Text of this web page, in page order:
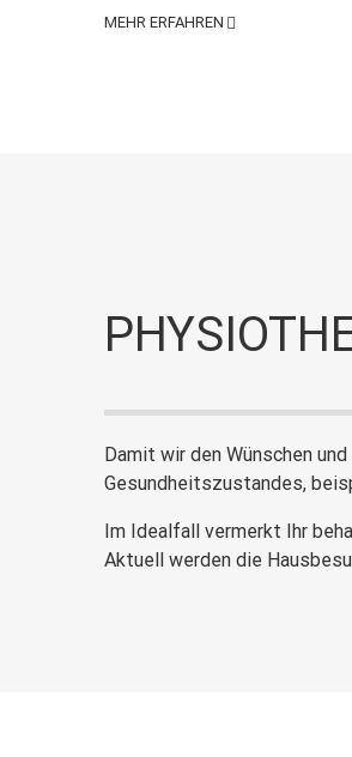
MEHR ERFAHREN
Damit wir den Wünschen
Gesundheitszustandes,
Im Idealfall vermerkt Ihr
Aktuell werden die